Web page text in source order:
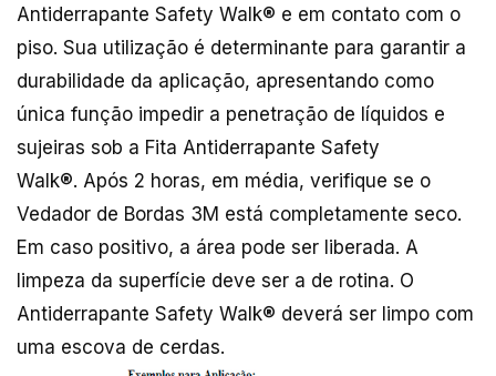
Antiderrapante Safety Walk® e em contato com o
piso. Sua utilização é determinante para garantir a
durabilidade da aplicação, apresentando como
única função impedir a penetração de líquidos e
sujeiras sob a Fita Antiderrapante Safety
Walk®. Após 2 horas, em média, verifique se o
Vedador de Bordas 3M está completamente seco.
Em caso positivo, a área pode ser liberada. A
limpeza da superfície deve ser a de rotina. O
Antiderrapante Safety Walk® deverá ser limpo com
uma escova de cerdas.